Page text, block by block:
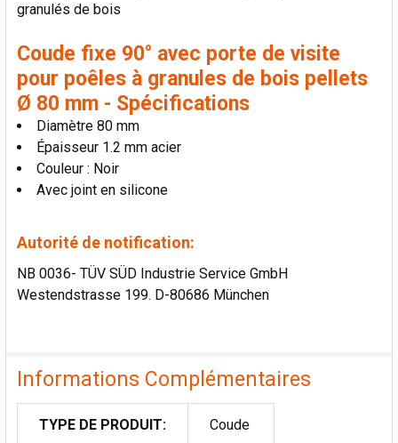
AJOUTER
SÉLECTION
AU PANIER
granulés de bois
Coude fixe 90° avec porte de visite
pour poêles à granules de bois pellets
Ø 80 mm - Spécifications
Diamètre 80 mm
Épaisseur 1.2 mm acier
Couleur : Noir
Avec joint en silicone
Autorité de notification:
NB 0036- TÜV SÜD Industrie Service GmbH
Westendstrasse 199. D-80686 München
Informations Complémentaires
TYPE DE PRODUIT: Coude